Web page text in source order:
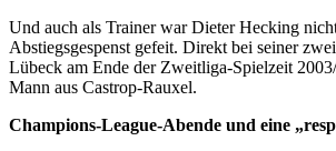
Und auch als Trainer war Dieter Hecking
Abstiegsgespenst gefeit. Direkt bei seiner
Lübeck am Ende der Zweitliga-Spielzeit
Mann aus Castrop-Rauxel.
Champions-League-Abende und eine